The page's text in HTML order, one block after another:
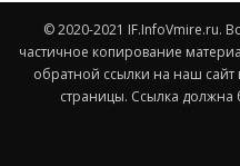
© 2020-2021 IF.InfoVmire.ru.
частичное копирование
обратной ссылки на наш сайт
страницы. Ссылка должна